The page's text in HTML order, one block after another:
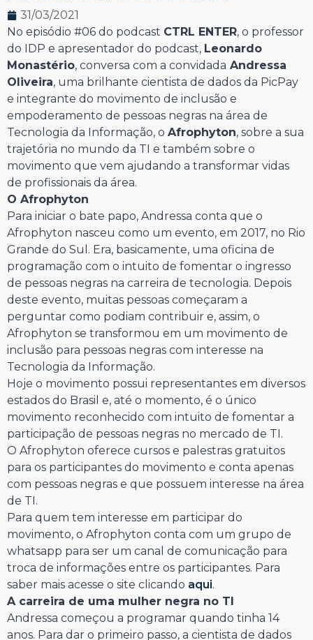
31/03/2021
No episódio #06 do podcast CTRL ENTER, o professor
do IDP e apresentador do podcast, Leonardo
Monastério, conversa com a convidada Andressa
Oliveira, uma brilhante cientista de dados da PicPay
e integrante do movimento de inclusão e
empoderamento de pessoas negras na área de
Tecnologia da Informação, o Afrophyton, sobre a sua
trajetória no mundo da TI e também sobre o
movimento que vem ajudando a transformar vidas
de profissionais da área.
O Afrophyton
Para iniciar o bate papo, Andressa conta que o
Afrophyton nasceu como um evento, em 2017, no Rio
Grande do Sul. Era, basicamente, uma oficina de
programação com o intuito de fomentar o ingresso
de pessoas negras na carreira de tecnologia. Depois
deste evento, muitas pessoas começaram a
perguntar como podiam contribuir e, assim, o
Afrophyton se transformou em um movimento de
inclusão para pessoas negras com interesse na
Tecnologia da Informação.
Hoje o movimento possui representantes em diversos
estados do Brasil e, até o momento, é o único
movimento reconhecido com intuito de fomentar a
participação de pessoas negras no mercado de TI.
O Afrophyton oferece cursos e palestras gratuitos
para os participantes do movimento e conta apenas
com pessoas negras e que possuem interesse na área
de TI.
Para quem tem interesse em participar do
movimento, o Afrophyton conta com um grupo de
whatsapp para ser um canal de comunicação para
troca de informações entre os participantes. Para
saber mais acesse o site clicando aqui.
A carreira de uma mulher negra no TI
Andressa começou a programar quando tinha 14
anos. Para dar o primeiro passo, a cientista de dados